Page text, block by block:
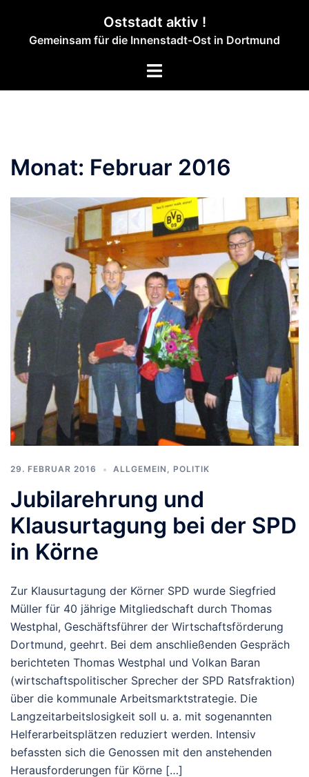
springen
Oststadt aktiv !
Gemeinsam für die Innenstadt-Ost in Dortmund
Menü
Monat: Februar 2016
29. FEBRUAR 2016 ALLGEMEIN , POLITIK
Jubilarehrung und
Klausurtagung bei der SPD
in Körne
Zur Klausurtagung der Körner SPD wurde Siegfried
Müller für 40 jährige Mitgliedschaft durch Thomas
Westphal, Geschäftsführer der Wirtschaftsförderung
Dortmund, geehrt. Bei dem anschließenden Gespräch
berichteten Thomas Westphal und Volkan Baran
(wirtschaftspolitischer Sprecher der SPD Ratsfraktion)
über die kommunale Arbeitsmarktstrategie. Die
Langzeitarbeitslosigkeit soll u. a. mit sogenannten
Helferarbeitsplätzen reduziert werden. Intensiv
befassten sich die Genossen mit den anstehenden
Herausforderungen für Körne […]